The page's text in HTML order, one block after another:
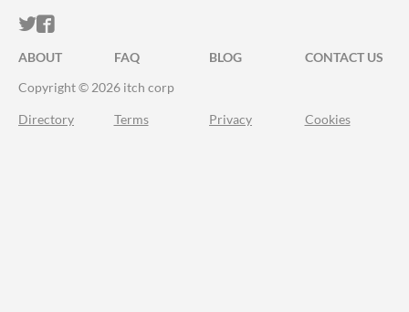
ITCH.IO ON TWITTER
ITCH.IO ON FACEBOOK
ABOUT FAQ BLOG
CONTACT US
Copyright © 2026 itch corp
Directory Terms Privacy Cookies